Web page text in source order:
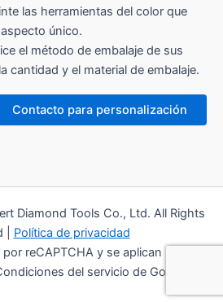
las herramientas del color que
único.
el método de embalaje de sus
cantidad y el material de embalaje.
Contacto para personalización
Diamond Tools Co., Ltd. All Rights
| Política de privacidad
reCAPTCHA y se aplican la Política
del servicio de Google.